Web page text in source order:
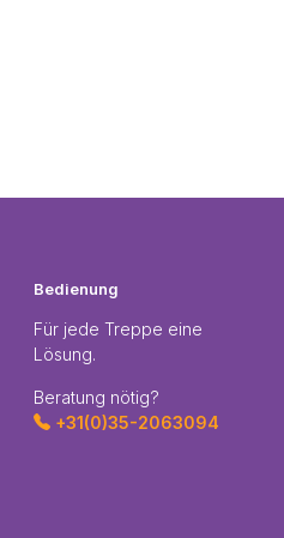
Bedienung
Für jede Treppe eine
Lösung.
Beratung nötig?
+31(0)35-2063094